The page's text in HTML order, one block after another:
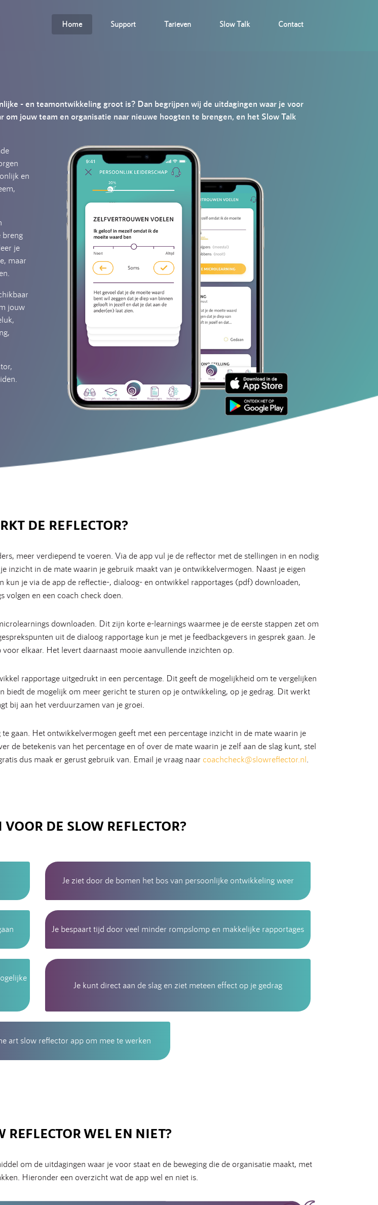
Home Support Tarieven Slow Talk Contact
- en teamontwikkeling groot is? Dan begrijpen wij de uitdagingen waar je voor
jouw team en organisatie naar nieuwe hoogten te brengen, en het Slow Talk
en
breng
je
maar
jouw
DE REFLECTOR?
meer verdiepend te voeren. Via de app vul je de reflector met de stellingen in en nodig
inzicht in de mate waarin je gebruik maakt van je ontwikkelvermogen. Naast je eigen
je via de app de reflectie-, dialoog- en ontwikkel rapportages (pdf) downloaden,
volgen en een coach check doen.
downloaden. Dit zijn korte e-learnings waarmee je de eerste stappen zet om
uit de dialoog rapportage kun je met je feedbackgevers in gesprek gaan. Je
elkaar. Het levert daarnaast mooie aanvullende inzichten op.
rapportage uitgedrukt in een percentage. Dit geeft de mogelijkheid om te vergelijken
biedt de mogelijk om meer gericht te sturen op je ontwikkeling, op je gedrag. Dit werkt
bij aan het verduurzamen van je groei.
gaan. Het ontwikkelvermogen geeft met een percentage inzicht in de mate waarin je
de betekenis van het percentage en of over de mate waarin je zelf aan de slag kunt, stel
dus maak er gerust gebruik van. Email je vraag naar coachcheck@slowreflector.nl
DE SLOW REFLECTOR?
Je ziet door de bomen het bos van persoonlijke ontwikkeling weer
Je bespaart tijd door veel minder rompslomp en makkelijke rapportages
Je kunt direct aan de slag en ziet meteen effect op je gedrag
art slow reflector app om mee te werken
REFLECTOR WEL EN NIET?
om de uitdagingen waar je voor staat en de beweging die de organisatie maakt, met
Hieronder een overzicht wat de app wel en niet is.